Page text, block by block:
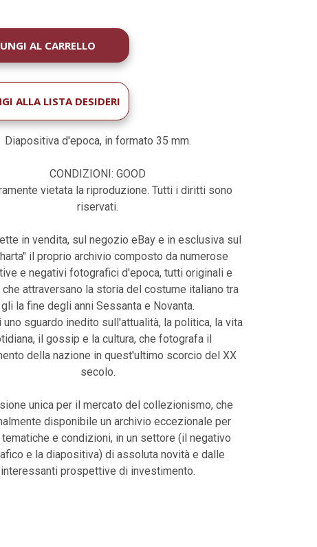
ALLA LISTA DESIDERI
Diapositiva d'epoca, in formato 35 mm.
CONDIZIONI: GOOD
vietata la riproduzione. Tutti i diritti sono
riservati.
in vendita, sul negozio eBay e in esclusiva sul
il proprio archivio composto da numerose
e negativi fotografici d'epoca, tutti originali e
che attraversano la storia del costume italiano tra
gli la fine degli anni Sessanta e Novanta.
uno sguardo inedito sull'attualità, la politica, la vita
il gossip e la cultura, che fotografa il
della nazione in quest'ultimo scorcio del XX
secolo.
unica per il mercato del collezionismo, che
disponibile un archivio eccezionale per
e condizioni, in un settore (il negativo
e la diapositiva) di assoluta novità e dalle
interessanti prospettive di investimento.